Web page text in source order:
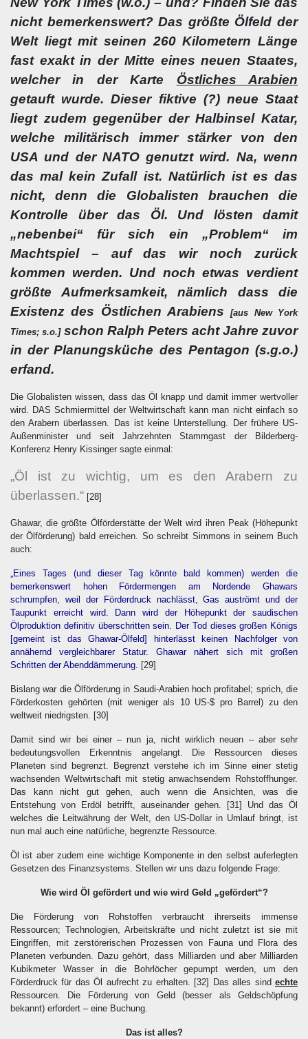
nicht bemerkenswert? Das größte Ölfeld der
Welt liegt mit seinen 260 Kilometern Länge
fast exakt in der Mitte eines neuen Staates,
welcher in der Karte Östliches Arabien
getauft wurde. Dieser fiktive (?) neue Staat
liegt zudem gegenüber der Halbinsel Katar,
welche militärisch immer stärker von den
USA und der NATO genutzt wird. Na, wenn
das mal kein Zufall ist. Natürlich ist es das
nicht, denn die Globalisten brauchen die
Kontrolle über das Öl. Und lösten damit
„nebenbei“ für sich ein „Problem“ im
Machtspiel – auf das wir noch zurück
kommen werden. Und noch etwas verdient
größte Aufmerksamkeit, nämlich dass die
Existenz des Östlichen Arabiens[aus New York
Times; s.o.]schon Ralph Peters acht Jahre zuvor
in der Planungsküche des Pentagon (s.g.o.)
erfand.
Die Globalisten wissen, dass das Öl knapp und damit immer wertvoller
wird. DAS Schmiermittel der Weltwirtschaft kann man nicht einfach so
den Arabern überlassen. Das ist keine Unterstellung. Der frühere US-
Außenminister und seit Jahrzehnten Stammgast der Bilderberg-
Konferenz Henry Kissinger sagte einmal:
„Öl ist zu wichtig, um es den Arabern zu
überlassen.“ [28]
Ghawar, die größte Ölförderstätte der Welt wird ihren Peak (Höhepunkt
der Ölförderung) bald erreichen. So schreibt Simmons in seinem Buch
auch:
„Eines Tages (und dieser Tag könnte bald kommen) werden die
bemerkenswert hohen Fördermengen am Nordende Ghawars
schrumpfen, weil der Förderdruck nachlässt, Gas auströmt und der
Taupunkt erreicht wird. Dann wird der Höhepunkt der saudischen
Ölproduktion definitiv überschritten sein. Der Tod dieses großen Königs
[gemeint ist das Ghawar-Ölfeld] hinterlässt keinen Nachfolger von
annähernd vergleichbarer Statur. Ghawar nähert sich mit großen
Schritten der Abenddämmerung. [29]
Bislang war die Ölförderung in Saudi-Arabien hoch profitabel; sprich, die
Förderkosten gehörten (mit weniger als 10 US-$ pro Barrel) zu den
weltweit niedrigsten. [30]
Damit sind wir bei einer – nun ja, nicht wirklich neuen – aber sehr
bedeutungsvollen Erkenntnis angelangt. Die Ressourcen dieses
Planeten sind begrenzt. Begrenzt verstehe ich im Sinne einer stetig
wachsenden Weltwirtschaft mit stetig anwachsendem Rohstoffhunger.
Das kann nicht gut gehen, auch wenn die Ansichten, was die
Entstehung von Erdöl betrifft, auseinander gehen.
[31]
Und das Öl
welches die Leitwährung der Welt, den US-Dollar in Umlauf bringt, ist
nun mal auch eine natürliche, begrenzte Ressource.
Öl ist aber zudem eine wichtige Komponente in den selbst auferlegten
Gesetzen des Finanzsystems. Stellen wir uns dazu folgende Frage:
Wie wird Öl gefördert und wie wird Geld „gefördert“?
Die Förderung von Rohstoffen verbraucht ihrerseits immense
Ressourcen; Technologien, Arbeitskräfte und nicht zuletzt ist sie mit
Eingriffen, mit zerstörerischen Prozessen von Fauna und Flora des
Planeten verbunden. Dazu gehört, dass Milliarden und aber Milliarden
Kubikmeter Wasser in die Bohrlöcher gepumpt werden, um den
Förderdruck für das Öl aufrecht zu erhalten. [32] Das alles sindechte
Ressourcen. Die Förderung von Geld (besser als Geldschöpfung
bekannt) erfordert – eine Buchung.
Das ist alles?